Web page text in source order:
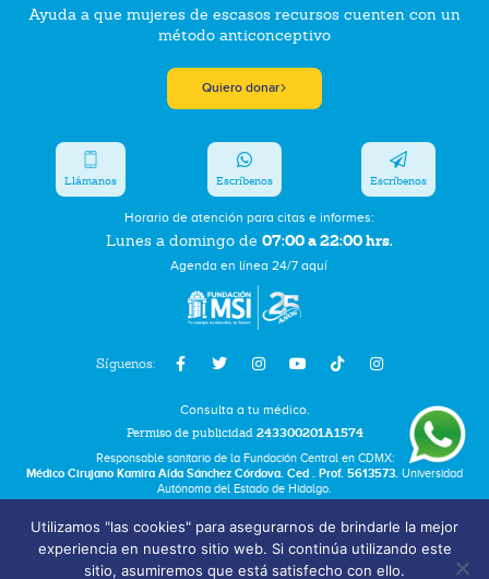
Ayuda a que mujeres de escasos recursos cuenten con un
método anticonceptivo
Quiero donar
Síguenos:
Horario de atención para citas e informes:
Lunes a domingo de 07:00 a 22:00 hrs.
Agenda en línea 24/7 aquí
Llámanos Escríbenos Escríbenos
Consulta a tu médico.
Permiso de publicidad 243300201A1574
Responsable sanitario de la Fundación Central en CDMX:
Médico Cirujano Kamira Aída Sánchez Córdova. Ced . Prof. 5613573. Universidad
Autónoma del Estado de Hidalgo.
Términos y Condiciones
Bolsa de Trabajo
Utilizamos "las cookies" para asegurarnos de brindarle la mejor
experiencia en nuestro sitio web. Si continúa utilizando este
sitio, asumiremos que está satisfecho con ello.